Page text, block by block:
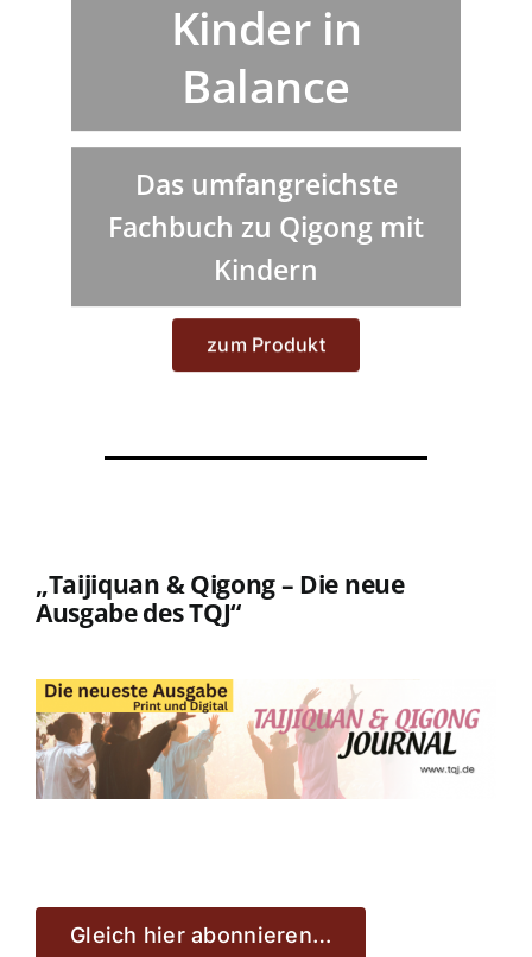
Poster, Karten, Medien
Kinder in
Balance
Das umfangreichste
Fachbuch zu Qigong mit
Kindern
zum Produkt
„Taijiquan & Qigong – Die neue
Ausgabe des TQJ“
Gleich hier abonnieren…